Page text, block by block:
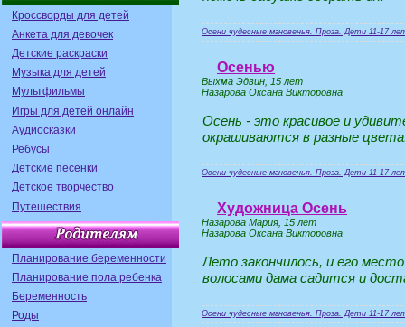
Кроссворды для детей
Анкета для девочек
Детские раскраски
Музыка для детей
Мультфильмы
Игры для детей онлайн
Аудиосказки
Ребусы
Детские песенки
Детское творчество
Путешествия
Планирование беременности
Планирование пола ребенка
Беременность
Роды
Осени чудесные мгновенья. Проза. Дети 11-17
Осенью
Выхма Эдвин, 15 лет
Назарова Оксана Викторовна
Осень - это красивое и
окрашиваются в разные
Осени чудесные мгновенья. Проза. Дети 11-17
Художница Осень
Назарова Мария, 15 лет
Назарова Оксана Викторовна
Лето закончилось, и его
волосами дама садится и
Осени чудесные мгновенья. Проза. Дети 11-17